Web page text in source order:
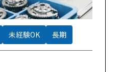
未経験OK 長期